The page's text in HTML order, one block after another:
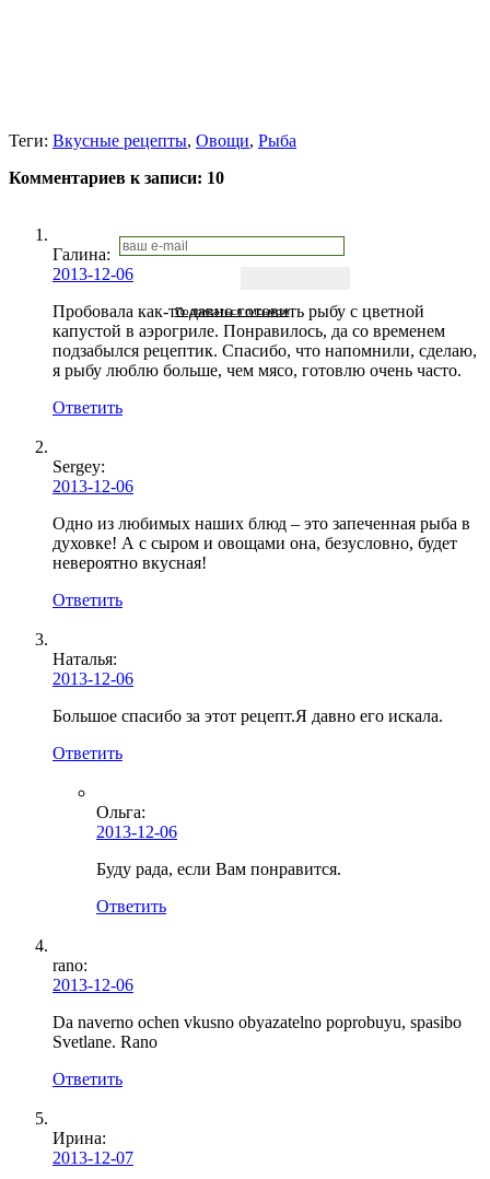
Подписаться письмом
Теги: Вкусные рецепты, Овощи, Рыба
Комментариев к записи: 10
Галина:
2013-12-06
Пробовала как-то давно готовить рыбу с цветной
капустой в аэрогриле. Понравилось, да со временем
подзабылся рецептик. Спасибо, что напомнили, сделаю,
я рыбу люблю больше, чем мясо, готовлю очень часто.
Ответить
Sergey:
2013-12-06
Одно из любимых наших блюд – это запеченная рыба в
духовке! А с сыром и овощами она, безусловно, будет
невероятно вкусная!
Ответить
Наталья:
2013-12-06
Большое спасибо за этот рецепт.Я давно его искала.
Ответить
Ольга:
2013-12-06
Буду рада, если Вам понравится.
Ответить
rano:
2013-12-06
Da naverno ochen vkusno obyazatelno poprobuyu, spasibo
Svetlane. Rano
Ответить
Ирина:
2013-12-07